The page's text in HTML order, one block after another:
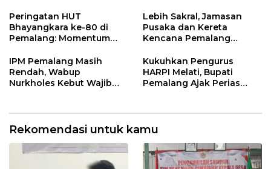
Nikah
Masukan Fraksi DPRD
Peringatan HUT
Bhayangkara ke-80 di
Pemalang: Momentum
Kamtibmas
Lebih Sakral, Jamasan
Pusaka dan Kereta
Kencana Pemalang
Ndalem Notonagoro
IPM Pemalang Masih
Rendah, Wabup
Nurkholes Kebut Wajib
Kukuhkan Pengurus
HARPI Melati, Bupati
Pemalang Ajak Perias
Rekomendasi untuk kamu